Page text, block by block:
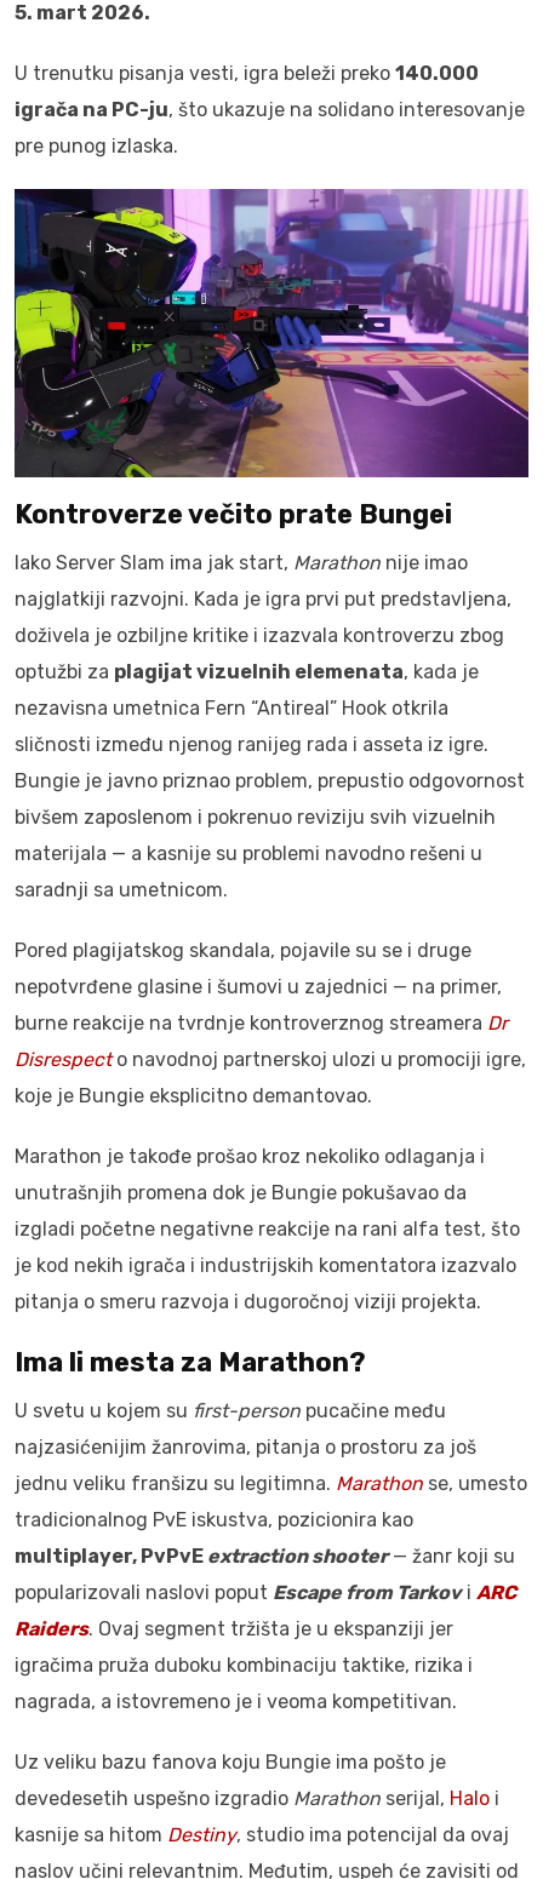
5. mart 2026.
U trenutku pisanja vesti, igra beleži preko 140.000
igrača na PC-ju, što ukazuje na solidano interesovanje
pre punog izlaska.
Kontroverze večito prate Bungei
Iako Server Slam ima jak start, Marathon nije imao
najglatkiji razvojni. Kada je igra prvi put predstavljena,
doživela je ozbiljne kritike i izazvala kontroverzu zbog
optužbi za plagijat vizuelnih elemenata, kada je
nezavisna umetnica Fern “Antireal” Hook otkrila
sličnosti između njenog ranijeg rada i asseta iz igre.
Bungie je javno priznao problem, prepustio odgovornost
bivšem zaposlenom i pokrenuo reviziju svih vizuelnih
materijala — a kasnije su problemi navodno rešeni u
saradnji sa umetnicom.
Pored plagijatskog skandala, pojavile su se i druge
nepotvrđene glasine i šumovi u zajednici — na primer,
burne reakcije na tvrdnje kontroverznog streamera Dr
Disrespecto navodnoj partnerskoj ulozi u promociji igre,
koje je Bungie eksplicitno demantovao.
Marathon je takođe prošao kroz nekoliko odlaganja i
unutrašnjih promena dok je Bungie pokušavao da
izgladi početne negativne reakcije na rani alfa test, što
je kod nekih igrača i industrijskih komentatora izazvalo
pitanja o smeru razvoja i dugoročnoj viziji projekta.
Ima li mesta za Marathon?
U svetu u kojem su first-person pucačine među
najzasićenijim žanrovima, pitanja o prostoru za još
jednu veliku franšizu su legitimna. Marathon se, umesto
tradicionalnog PvE iskustva, pozicionira kao
multiplayer, PvPvE extraction shooter— žanr koji su
popularizovali naslovi poput Escape from Tarkovi ARC
Raiders. Ovaj segment tržišta je u ekspanziji jer
igračima pruža duboku kombinaciju taktike, rizika i
nagrada, a istovremeno je i veoma kompetitivan.
Uz veliku bazu fanova koju Bungie ima pošto je
devedesetih uspešno izgradio Marathon serijal, Halo i
kasnije sa hitom Destiny, studio ima potencijal da ovaj
naslov učini relevantnim. Međutim, uspeh će zavisiti od